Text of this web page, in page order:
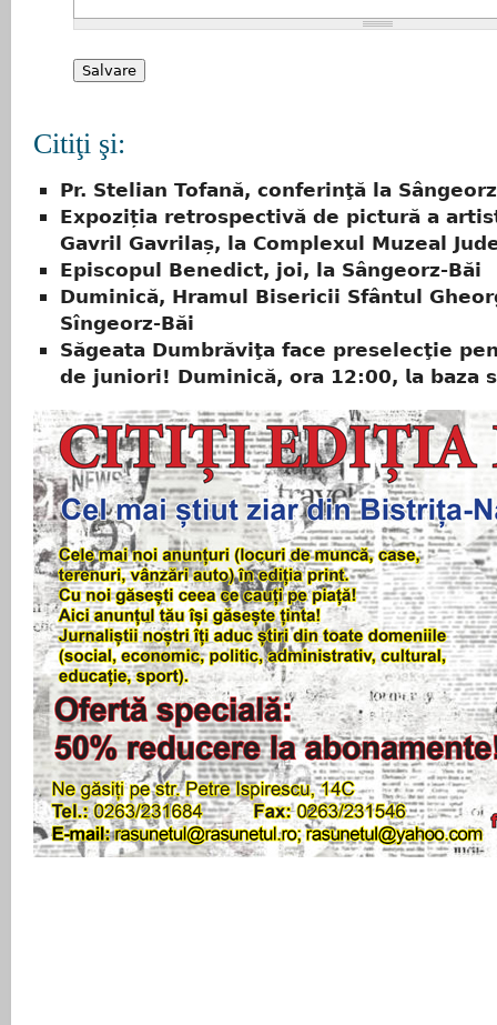
Citiţi şi:
Pr. Stelian Tofană, conferinţă la
Expoziția retrospectivă de pictură a
Gavril Gavrilaș, la Complexul Muzeal
Episcopul Benedict, joi, la Sângeorz-Băi
Duminică, Hramul Bisericii Sfântul
Sîngeorz-Băi
Săgeata Dumbrăviţa face preselecţie
𝗱𝗲 𝗷𝘂𝗻𝗶𝗼𝗿𝗶! Duminică, 𝗼𝗿𝗮 𝟭𝟮:𝟬𝟬, 𝗹𝗮 𝗯𝗮𝘇𝗮